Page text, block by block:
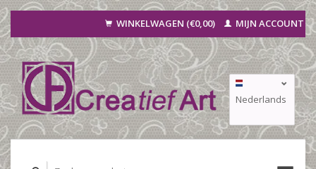
WINKELWAGEN (€0,00) MIJN ACCOUNT
Nederlands
Deutsch